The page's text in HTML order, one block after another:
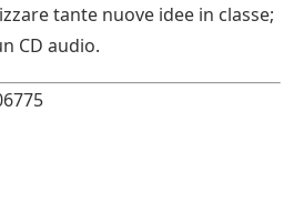
tante nuove idee in classe;
CD audio.